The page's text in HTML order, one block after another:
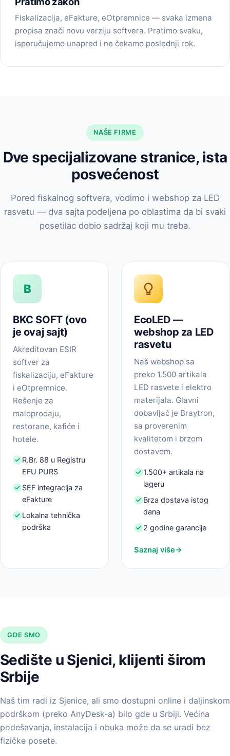
Fiskalizacija, eFakture, eOtpremnice — svaka izmena
propisa znači novu verziju softvera. Pratimo svaku,
isporučujemo unapred i ne čekamo poslednji rok.
NAŠE FIRME
Dve specijalizovane stranice, ista
posvećenost
Pored fiskalnog softvera, vodimo i webshop za LED
rasvetu — dva sajta podeljena po oblastima da bi svaki
posetilac dobio sadržaj koji mu treba.
B
BKC SOFT (ovo
je ovaj sajt)
Akreditovan ESIR
softver za
fiskalizaciju, eFakture
i eOtpremnice.
Rešenje za
maloprodaju,
restorane, kafiće i
hotele.
R.Br. 88 u Registru
EFU PURS
SEF integracija za
eFakture
Lokalna tehnička
podrška
EcoLED —
webshop za LED
rasvetu
Naš webshop sa
preko 1.500 artikala
LED rasvete i elektro
materijala. Glavni
dobavljač je Braytron,
sa proverenim
kvalitetom i brzom
dostavom.
1.500+ artikala na
lageru
Brza dostava istog
dana
2 godine garancije
Saznaj više
GDE SMO
Sedište u Sjenici, klijenti širom
Srbije
Naš tim radi iz Sjenice, ali smo dostupni online i daljinskom
podrškom (preko AnyDesk-a) bilo gde u Srbiji. Većina
podešavanja, instalacija i obuka može da se uradi bez
fizičke posete.